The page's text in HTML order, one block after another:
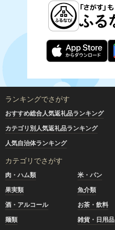
ランキングでさがす
おすすめ総合人気返礼品ランキング
カテゴリ別人気返礼品ランキング
人気自治体ランキング
カテゴリでさがす
肉・ハム類 米・パン
果実類
魚介類
酒・アルコール
お茶・飲料
麺類
雑貨・日用品